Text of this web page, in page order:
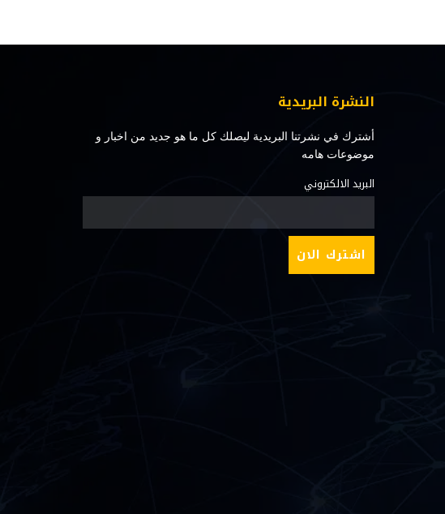
النشرة البريدية
أشترك في نشرتنا البريدية ليصلك كل ما هو جديد من اخبار و
موضوعات هامه
البريد الالكتروني